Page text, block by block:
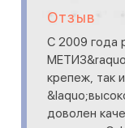
Отзыв
С 2009 года
крепеж, так и
доволен